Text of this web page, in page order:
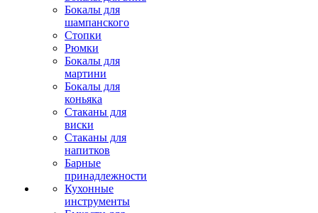
Бокалы для
шампанского
Стопки
Рюмки
Бокалы для
мартини
Бокалы для
коньяка
Стаканы для
виски
Стаканы для
напитков
Барные
принадлежности
Кухонные
инструменты